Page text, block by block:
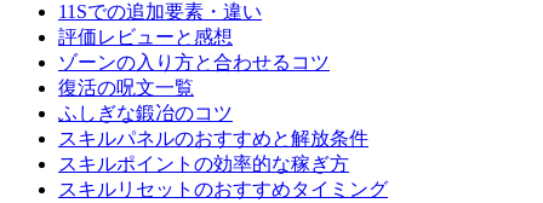
11Sでの追加要素・違い
評価レビューと感想
ゾーンの入り方と合わせるコツ
復活の呪文一覧
ふしぎな鍛冶のコツ
スキルパネルのおすすめと解放条件
スキルポイントの効率的な稼ぎ方
スキルリセットのおすすめタイミング